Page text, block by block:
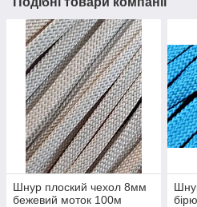
Шнур плоский чехол 8мм
бежевий моток 100м